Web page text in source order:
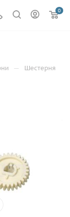
0
— Шестерня